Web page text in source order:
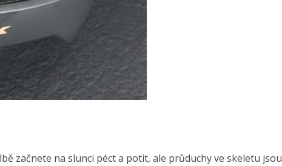
začnete na slunci péct a potit, ale průduchy ve skeletu jsou